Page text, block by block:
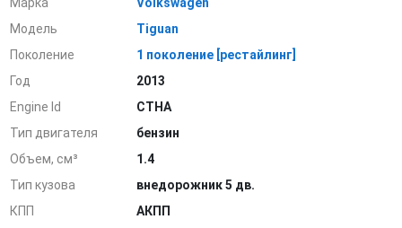
Модель
Tiguan
Поколение
1 поколение [рестайлинг]
Год
2013
Engine Id
CTHA
Тип двигателя
бензин
Объем, см³
1.4
Тип кузова
внедорожник 5 дв.
КПП
АКПП